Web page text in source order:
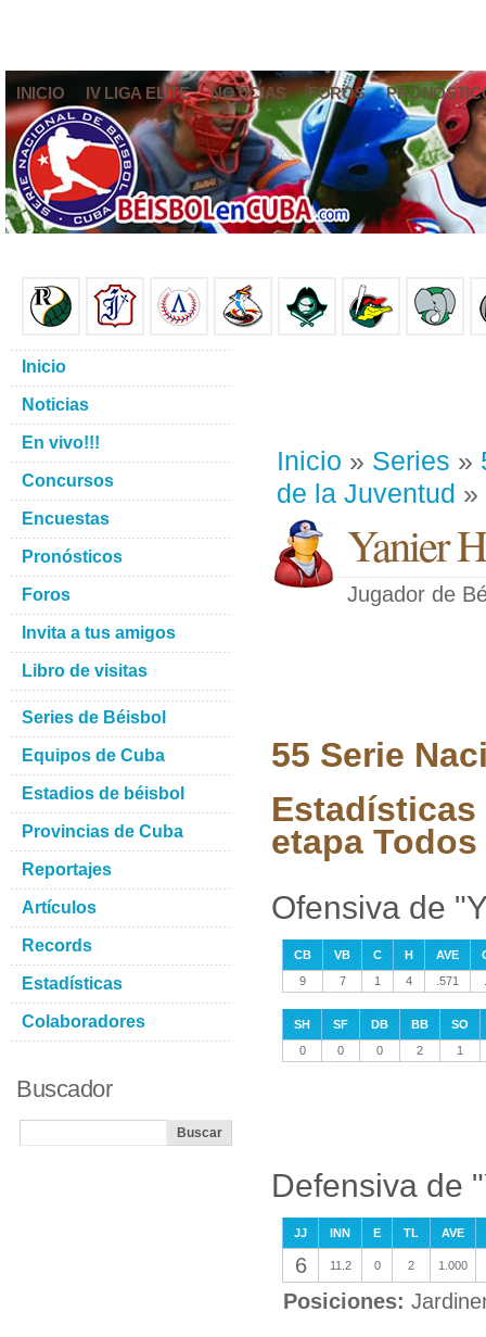
INICIO IV LIGA ELITE NOTICIAS FOROS
Inicio » Series »
de la Juventud »
Yanier
Jugador de
55 Serie
Estadísticas
etapa
Ofensiva de
CB VB C H AVE
9
7 1 4 .571
SH SF DB BB
SO
0
0 0 2 1
Defensiva de
JJ INN E TL AVE
6 11.2 0 2 1.000
Posiciones:
Inicio
Noticias
En vivo!!!
Concursos
Encuestas
Pronósticos
Foros
Invita a tus amigos
Libro de visitas
Series de Béisbol
Equipos de Cuba
Estadios de béisbol
Provincias de Cuba
Reportajes
Artículos
Records
Estadísticas
Colaboradores
Buscador